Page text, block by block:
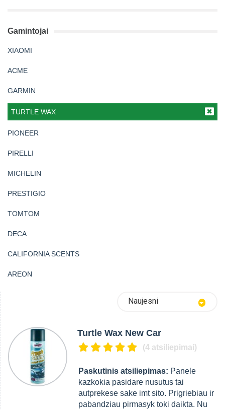
Gamintojai
XIAOMI
ACME
GARMIN
TURTLE WAX
PIONEER
PIRELLI
MICHELIN
PRESTIGIO
TOMTOM
DECA
CALIFORNIA SCENTS
AREON
Naujesni
Turtle Wax New Car
(4 atsiliepimai)
Paskutinis atsiliepimas: Panele
kazkokia pasidare nusutus tai
autprekese sake imt sito. Prigriebiau ir
pabandziau pirmasyk toki daikta. Nu